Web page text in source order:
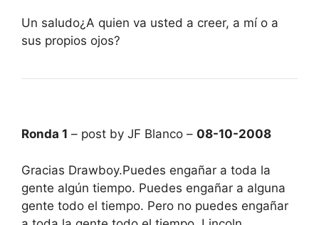
Un saludo¿A quien va usted a creer, a mí o a
sus propios ojos?
Ronda 1 – post by JF Blanco – 08-10-2008
Gracias Drawboy.Puedes engañar a toda la
gente algún tiempo. Puedes engañar a alguna
gente todo el tiempo. Pero no puedes engañar